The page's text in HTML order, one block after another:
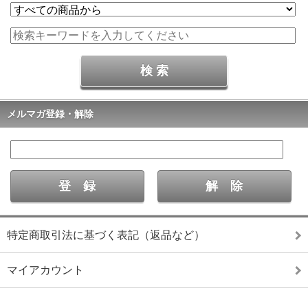
メルマガ登録・解除
特定商取引法に基づく表記（返品など）
マイアカウント